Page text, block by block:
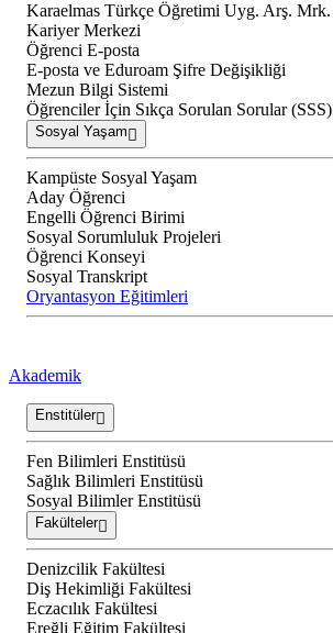
Karaelmas Türkçe Öğretimi Uyg. Arş. Mrk.
Kariyer Merkezi
Öğrenci E-posta
E-posta ve Eduroam Şifre Değişikliği
Mezun Bilgi Sistemi
Öğrenciler İçin Sıkça Sorulan Sorular (SSS)
Sosyal Yaşam
Kampüste Sosyal Yaşam
Aday Öğrenci
Engelli Öğrenci Birimi
Sosyal Sorumluluk Projeleri
Öğrenci Konseyi
Sosyal Transkript
Oryantasyon Eğitimleri
Akademik
Enstitüler
Fen Bilimleri Enstitüsü
Sağlık Bilimleri Enstitüsü
Sosyal Bilimler Enstitüsü
Fakülteler
Denizcilik Fakültesi
Diş Hekimliği Fakültesi
Eczacılık Fakültesi
Ereğli Eğitim Fakültesi